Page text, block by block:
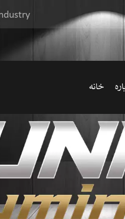
خانه